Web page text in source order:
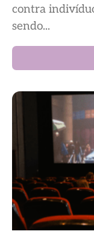
contra
sendo...